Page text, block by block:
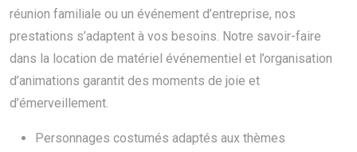
réunion familiale ou un événement d’entreprise, nos
prestations s’adaptent à vos besoins. Notre savoir-faire
dans la location de matériel événementiel et l’organisation
d’animations garantit des moments de joie et
d’émerveillement.
Personnages costumés adaptés aux thèmes